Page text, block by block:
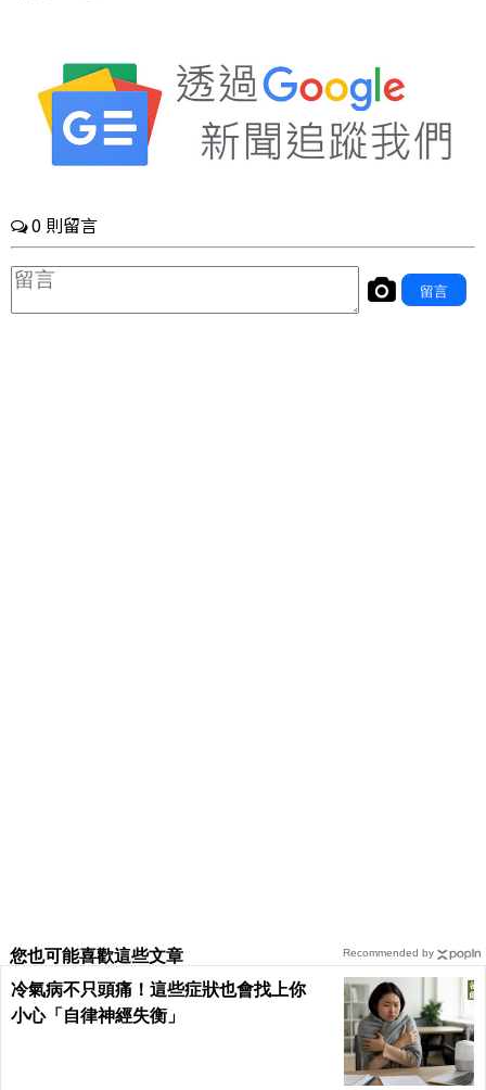
您也可能喜歡這些文章
冷氣病不只頭痛！這些症狀也會找上你
小心「自律神經失衡」
Recommended by